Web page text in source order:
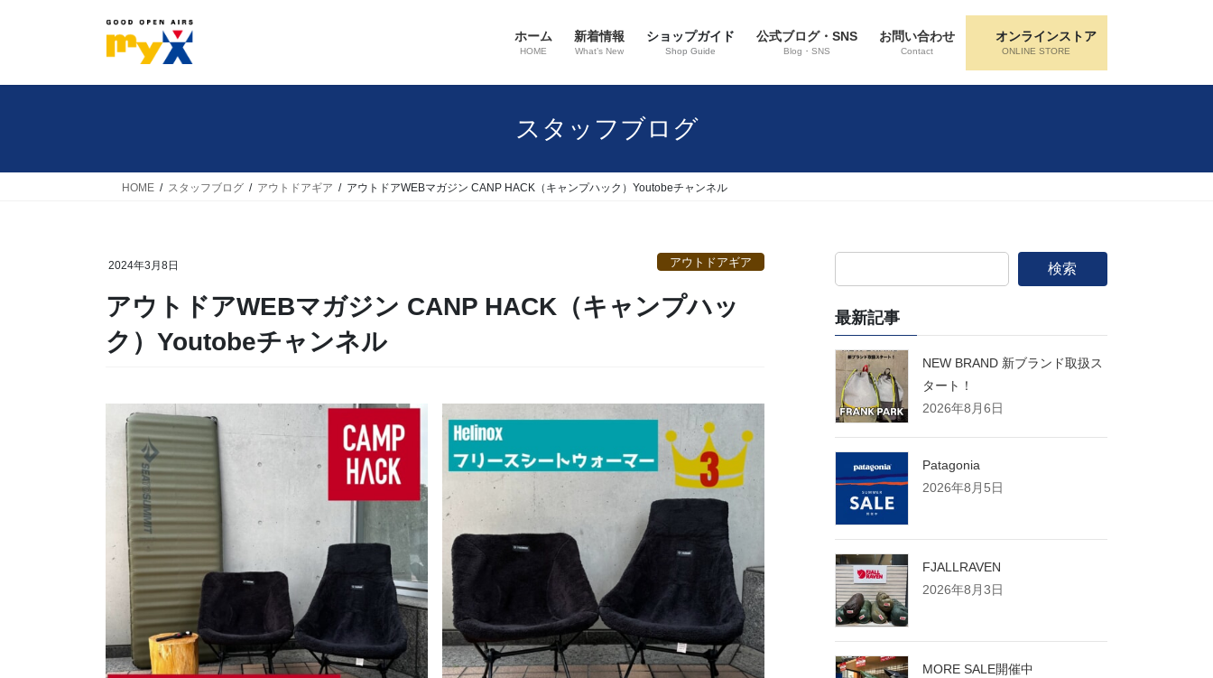
ン
ー
ホーム
HOME
新着情報
What’s New
ショップガイド
Shop Guide
公式ブログ・SNS
Blog・SNS
お問い合わせ
Contact
オンラインストア
ONLINE STORE
スタッフブログ
HOME スタッフブログ アウトドアギア アウトドアWEBマガジン CANP HACK（キャンプハック）Youtobeチャンネル
2024年3月8日 アウトドアギア
アウトドアWEBマガジン CANP HACK（キャンプハッ
ク）Youtobeチャンネル
検索
最新記事
NEW BRAND 新ブランド取扱ス
タート！
2026年8月6日
Patagonia
2026年8月5日
FJALLRAVEN
2026年8月3日
MORE SALE開催中